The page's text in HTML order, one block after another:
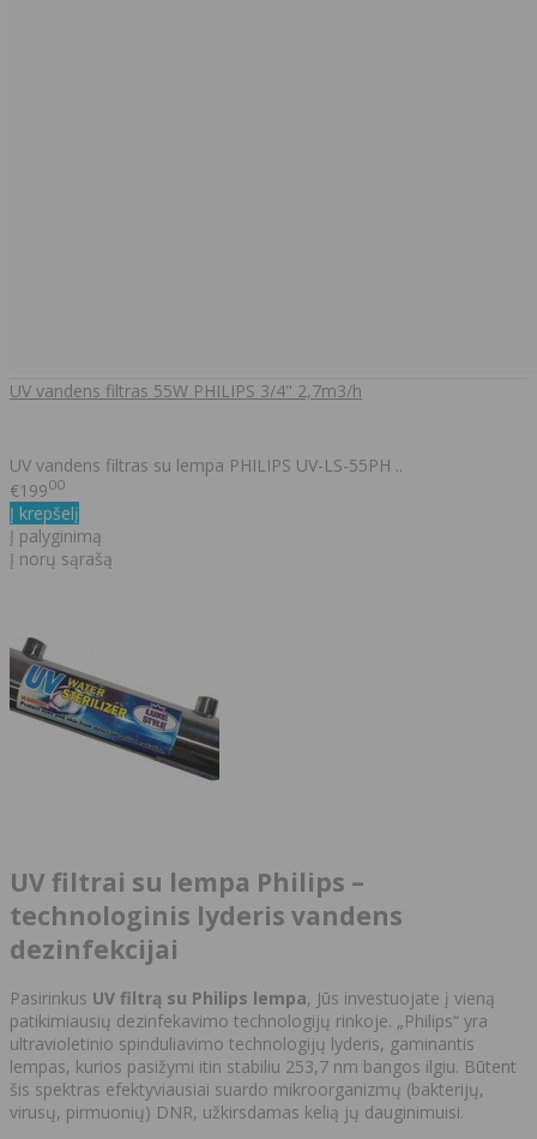
UV vandens filtras 55W PHILIPS 3/4" 2,7m3/h
UV vandens filtras su lempa PHILIPS UV-LS-55PH ..
€19900
Į krepšelį
Į palyginimą
Į norų sąrašą
UV filtrai su lempa Philips –
technologinis lyderis vandens
dezinfekcijai
Pasirinkus UV filtrą su Philips lempa, Jūs investuojate į vieną
patikimiausių dezinfekavimo technologijų rinkoje. „Philips“ yra
ultravioletinio spinduliavimo technologijų lyderis, gaminantis
lempas, kurios pasižymi itin stabiliu 253,7 nm bangos ilgiu. Būtent
šis spektras efektyviausiai suardo mikroorganizmų (bakterijų,
virusų, pirmuonių) DNR, užkirsdamas kelią jų dauginimuisi.